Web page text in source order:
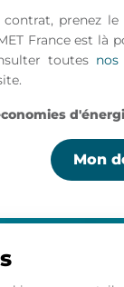
prenez
France est là
toutes nos
Mon